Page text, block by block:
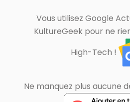
Vous utilisez Google
KultureGeek pour ne
High-Tech !
Ne manquez plus aucune